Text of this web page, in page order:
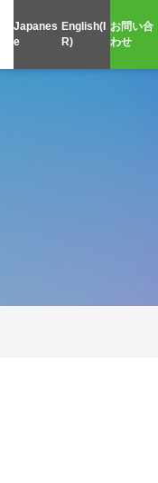
Japanes
e
English(I
R)
お問い合
わせ